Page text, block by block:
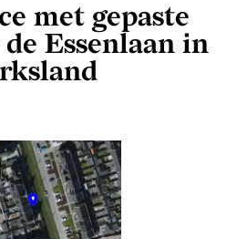
met gepaste
Essenlaan in